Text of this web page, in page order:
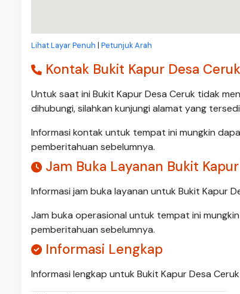
Lihat Layar Penuh |Petunjuk Arah
Kontak Bukit Kapur Desa Ceruk
Untuk saat ini Bukit Kapur Desa Ceruk tidak
dihubungi, silahkan kunjungi alamat yang
Informasi kontak untuk tempat ini mungkin
pemberitahuan sebelumnya.
Jam Buka Layanan Bukit
Informasi jam buka layanan untuk Bukit Kapur
Jam buka operasional untuk tempat ini
pemberitahuan sebelumnya.
Informasi Lengkap
Informasi lengkap untuk Bukit Kapur Desa